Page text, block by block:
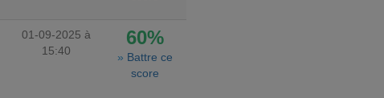
01-09-2025 à
15:40
60%
» Battre ce
score